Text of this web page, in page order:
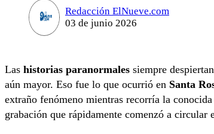
Redacción ElNueve.com
03 de junio 2026
Las historias paranormales siempre
aún mayor. Eso fue lo que ocurrió en Santa
extraño fenómeno mientras recorría la conocida
grabación que rápidamente comenzó a circular